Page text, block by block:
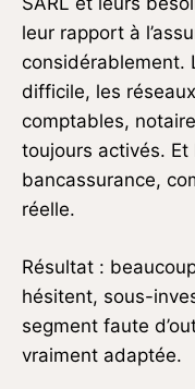
leur rapport à
considérablement.
difficile, les
comptables,
toujours activés.
bancassurance,
réelle.
Résultat :
hésitent, sous-
segment faute
vraiment adaptée.